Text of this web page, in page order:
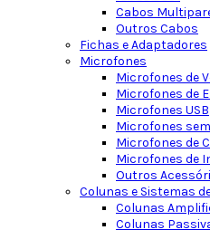
Cabos
Outros Cabos
Fichas e Adaptadores
Microfones
Microfones de
Microfones de
Microfones USB
Microfones
Microfones de
Microfones de
Outros
Colunas e Sistemas
Colunas
Colunas